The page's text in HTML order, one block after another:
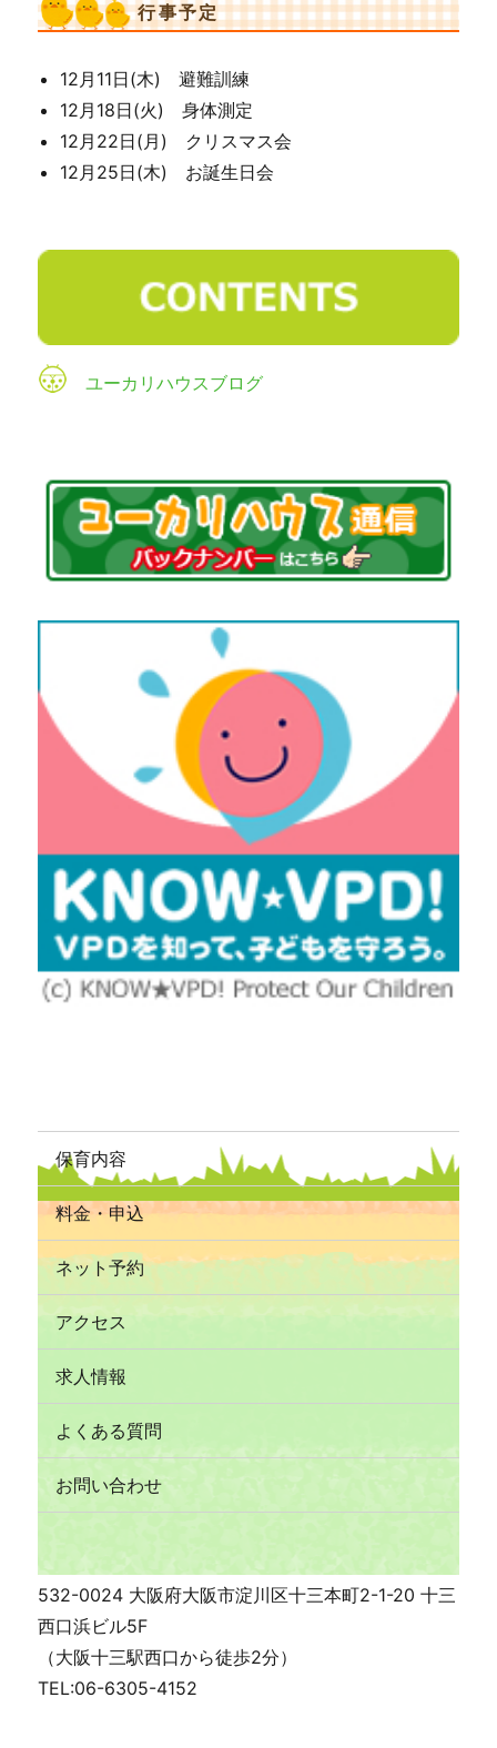
行事予定
12月11日(木) 避難訓練
12月18日(火) 身体測定
12月22日(月) クリスマス会
12月25日(木) お誕生日会
ユーカリハウスブログ
保育内容
料金・申込
ネット予約
アクセス
求人情報
よくある質問
お問い合わせ
532-0024 大阪府大阪市淀川区十三本町2-1-20 十三
西口浜ビル5F
（大阪十三駅西口から徒歩2分）
TEL:06-6305-4152